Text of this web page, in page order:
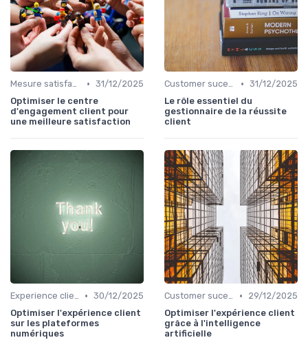
Mesure satisfaction • 31/12/2025
Optimiser le centre
d'engagement client pour
une meilleure satisfaction
Customer sucess management • 31/12/2025
Le rôle essentiel du
gestionnaire de la réussite
client
Experience client • 30/12/2025
Optimiser l'expérience client
sur les plateformes
numériques
Customer sucess management •
29/12/2025
Optimiser l'expérience client
grâce à l'intelligence
artificielle